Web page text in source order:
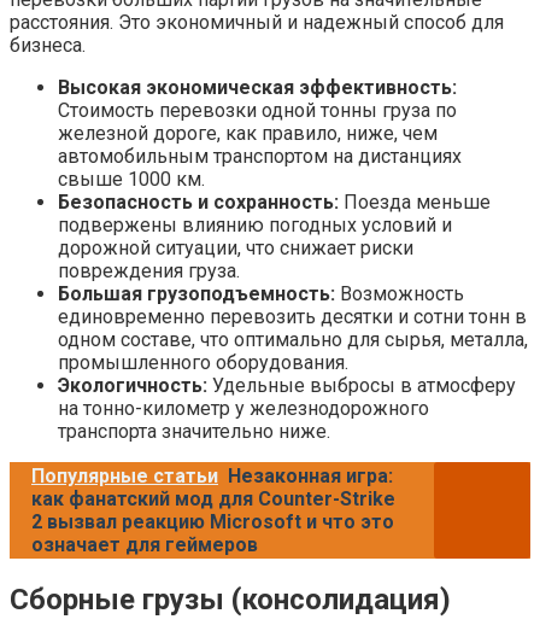
расстояния. Это экономичный и надежный способ для
бизнеса.
Высокая экономическая эффективность:
Стоимость перевозки одной тонны груза по
железной дороге, как правило, ниже, чем
автомобильным транспортом на дистанциях
свыше 1000 км.
Безопасность и сохранность: Поезда меньше
подвержены влиянию погодных условий и
дорожной ситуации, что снижает риски
повреждения груза.
Большая грузоподъемность: Возможность
единовременно перевозить десятки и сотни тонн в
одном составе, что оптимально для сырья, металла,
промышленного оборудования.
Экологичность: Удельные выбросы в атмосферу
на тонно-километр у железнодорожного
транспорта значительно ниже.
Популярные статьи Незаконная игра:
как фанатский мод для Counter-Strike
2 вызвал реакцию Microsoft и что это
означает для геймеров
Сборные грузы (консолидация)